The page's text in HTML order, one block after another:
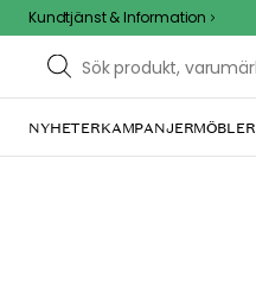
Kundtjänst & Information
NYHETERKAMPANJERMÖBLER